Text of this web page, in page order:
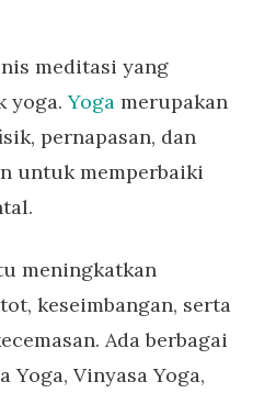
meditasi yang
yoga.Yoga merupakan
pernapasan, dan
untuk memperbaiki
meningkatkan
keseimbangan, serta
Ada berbagai
Yoga, Vinyasa Yoga,